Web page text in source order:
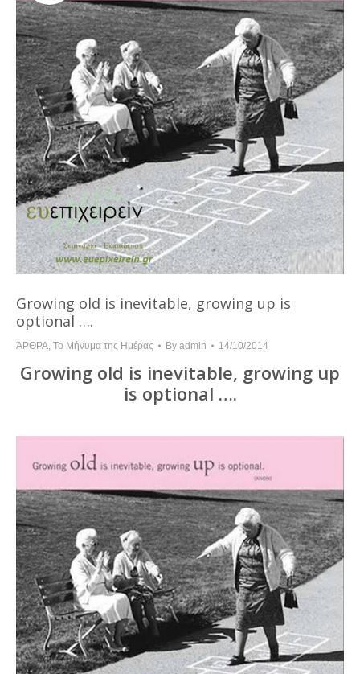
Growing old is inevitable, growing up is
optional ….
ΆΡΘΡΑ Το Μήνυμα της Ημέρας By admin 14/10/2014
Growing old is inevitable, growing up
is optional ….